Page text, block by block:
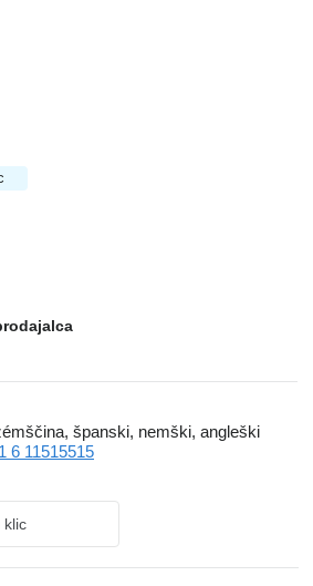
španski, nemški, angleški
6 11515515
klic